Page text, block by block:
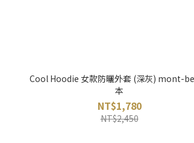
Cool Hoodie 女款防曬外套 (深灰) mont-
本
NT$1,780
NT$2,450